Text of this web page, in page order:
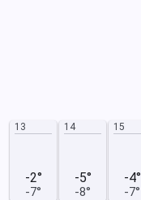
13
-2°
-7°
14
-5°
-8°
15
-4°
-7°